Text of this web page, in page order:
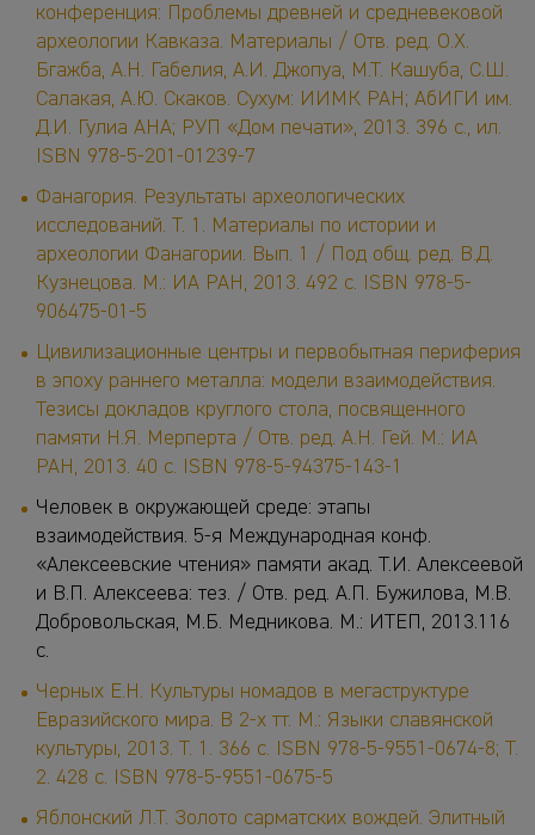
конференция: Проблемы древней и средневековой
археологии Кавказа. Материалы / Отв. ред. О.Х.
Бгажба, А.Н. Габелия, А.И. Джопуа, М.Т. Кашуба, С.Ш.
Салакая, А.Ю. Скаков. Сухум: ИИМК РАН; АбИГИ им.
Д.И. Гулиа АНА; РУП «Дом печати», 2013. 396 с., ил.
ISBN 978-5-201-01239-7
Фанагория. Результаты археологических
исследований. Т. 1. Материалы по истории и
археологии Фанагории. Вып. 1 / Под общ. ред. В.Д.
Кузнецова. М.: ИА РАН, 2013. 492 с. ISBN 978-5-
906475-01-5
Цивилизационные центры и первобытная периферия
в эпоху раннего металла: модели взаимодействия.
Тезисы докладов круглого стола, посвященного
памяти Н.Я. Мерперта / Отв. ред. А.Н. Гей. М.: ИА
РАН, 2013. 40 с. ISBN 978-5-94375-143-1
Человек в окружающей среде: этапы
взаимодействия. 5-я Международная конф.
«Алексеевские чтения» памяти акад. Т.И. Алексеевой
и В.П. Алексеева: тез. / Отв. ред. А.П. Бужилова, М.В.
Добровольская, М.Б. Медникова. М.: ИТЕП, 2013.116
с.
Черных Е.Н. Культуры номадов в мегаструктуре
Евразийского мира. В 2-х тт. М.: Языки славянской
культуры, 2013. Т. 1. 366 с. ISBN 978-5-9551-0674-8; Т.
2. 428 с. ISBN 978-5-9551-0675-5
Яблонский Л.Т. Золото сарматских вождей. Элитный